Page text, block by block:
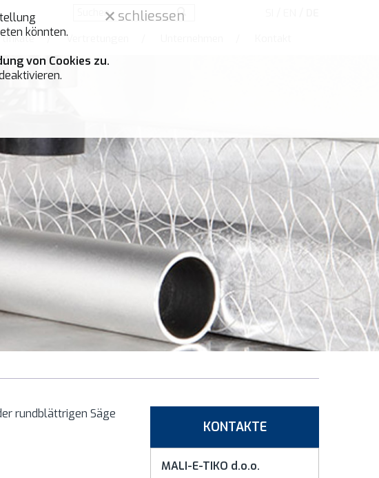
/ Vertretungen
rundblättrigen Säge
KONTAKTE
MALI-E-TIKO d.o.o.
schliessen
könnten.
von Cookies zu.